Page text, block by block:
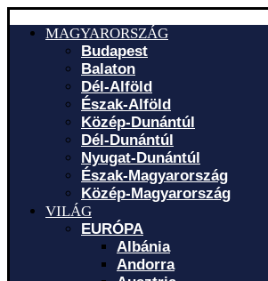
MAGYARORSZÁG
Budapest
Balaton
Dél-Alföld
Észak-Alföld
Közép-Dunántúl
Dél-Dunántúl
Nyugat-Dunántúl
Észak-Magyarország
Közép-Magyarország
VILÁG
EURÓPA
Albánia
Andorra